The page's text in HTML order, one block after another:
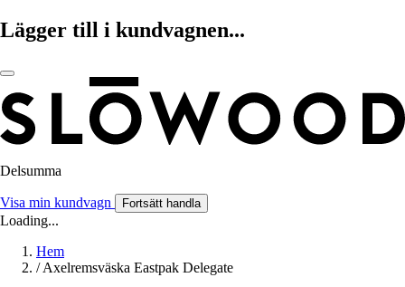
Lägger till i kundvagnen...
Delsumma
Visa min kundvagn Fortsätt handla
Loading...
Hem
/ Axelremsväska Eastpak Delegate